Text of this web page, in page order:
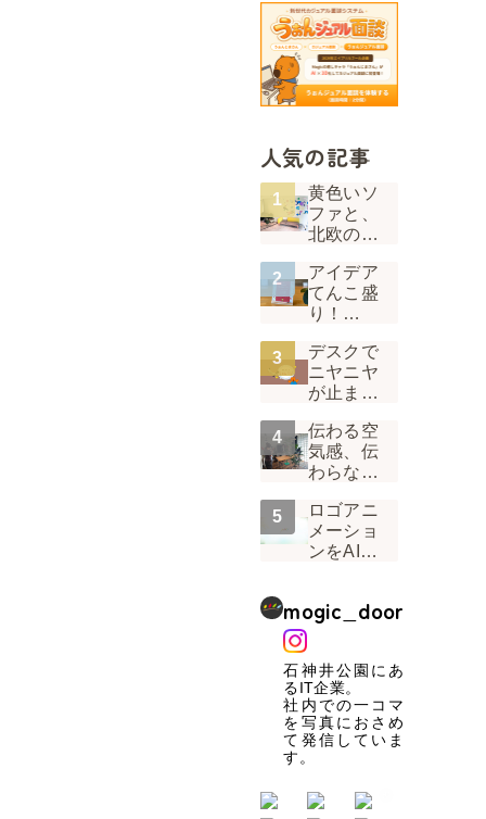
人気の記事
黄色いソ
ファと、
北欧の
受付の景
色が変わ
った話
アイデア
てんこ盛
り！
リジナル
カレンダ
ー2022は
カレンダ
ー」
デスクで
ニヤニヤ
が止まら
ザイナー
から見た
「うぉん
裏側
伝わる空
気感、伝
わらない
さ！「い
つもの
Mogic」
ロゴアニ
メーショ
ンをAIに
「ブレ」
った話
Vol.01
mogic_door
石神井公園にあ
るIT企業。
社内での一コマ
を写真におさめ
て発信していま
す。